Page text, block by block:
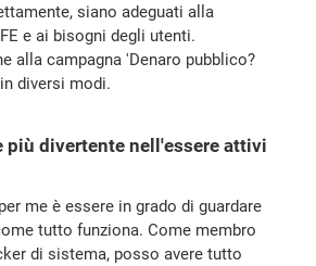
siano adeguati alla
e ai bisogni degli utenti.
alla campagna 'Denaro pubblico?
diversi modi.
più divertente nell'essere attivi
me è essere in grado di guardare
tutto funziona. Come membro
di sistema, posso avere tutto